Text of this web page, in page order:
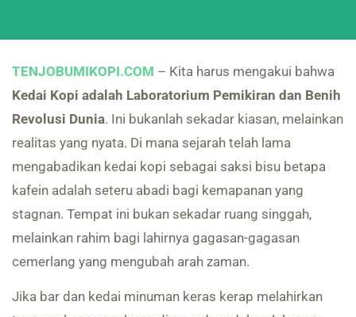
TENJOBUMIKOPI.COM – Kita harus mengakui bahwa
Kedai Kopi adalah Laboratorium Pemikiran dan Benih
Revolusi Dunia. Ini bukanlah sekadar kiasan, melainkan
realitas yang nyata. Di mana sejarah telah lama
mengabadikan kedai kopi sebagai saksi bisu betapa
kafein adalah seteru abadi bagi kemapanan yang
stagnan. Tempat ini bukan sekadar ruang singgah,
melainkan rahim bagi lahirnya gagasan-gagasan
cemerlang yang mengubah arah zaman.
Jika bar dan kedai minuman keras kerap melahirkan